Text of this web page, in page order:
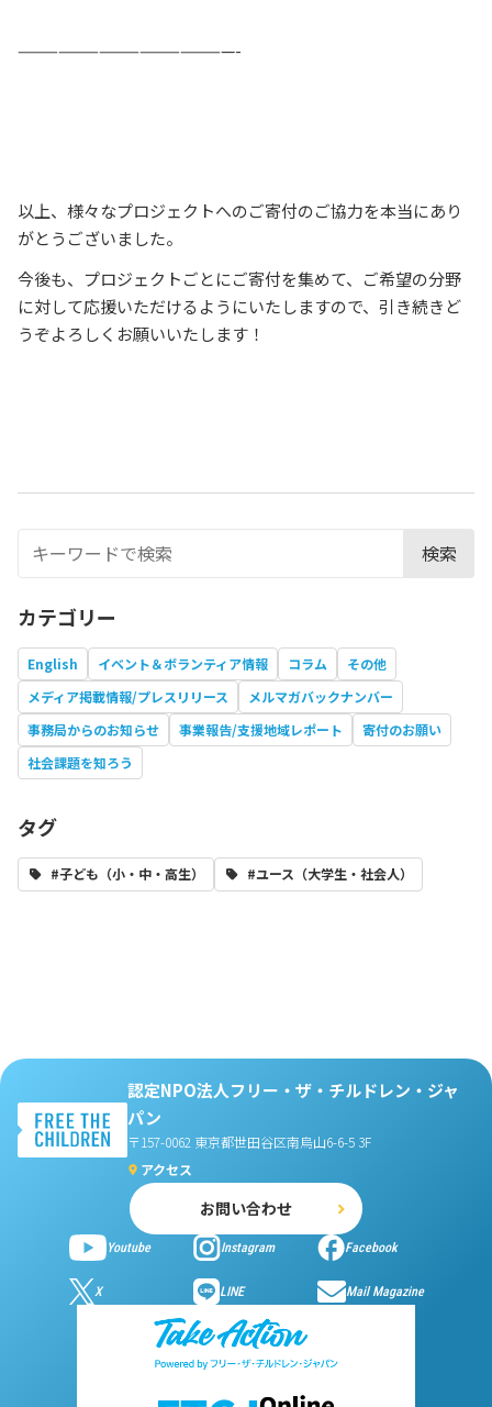
————————————————-
以上、様々なプロジェクトへのご寄付のご協力を本当にあり
がとうございました。
今後も、プロジェクトごとにご寄付を集めて、ご希望の分野
に対して応援いただけるようにいたしますので、引き続きど
うぞよろしくお願いいたします！
検索
カテゴリー
English イベント＆ボランティア情報 コラム
その他
メディア掲載情報/プレスリリース
メルマガバックナンバー
事務局からのお知らせ
事業報告/支援地域レポート
寄付のお願い
社会課題を知ろう
タグ
#子ども（小・中・高生） #ユース（大学生・社会人）
認定NPO法人フリー・ザ・チルドレン・ジャ
パン
〒157-0062 東京都世田谷区南烏山6-6-5 3F
アクセス
お問い合わせ
Youtube Instagram Facebook
X LINE Mail Magazine